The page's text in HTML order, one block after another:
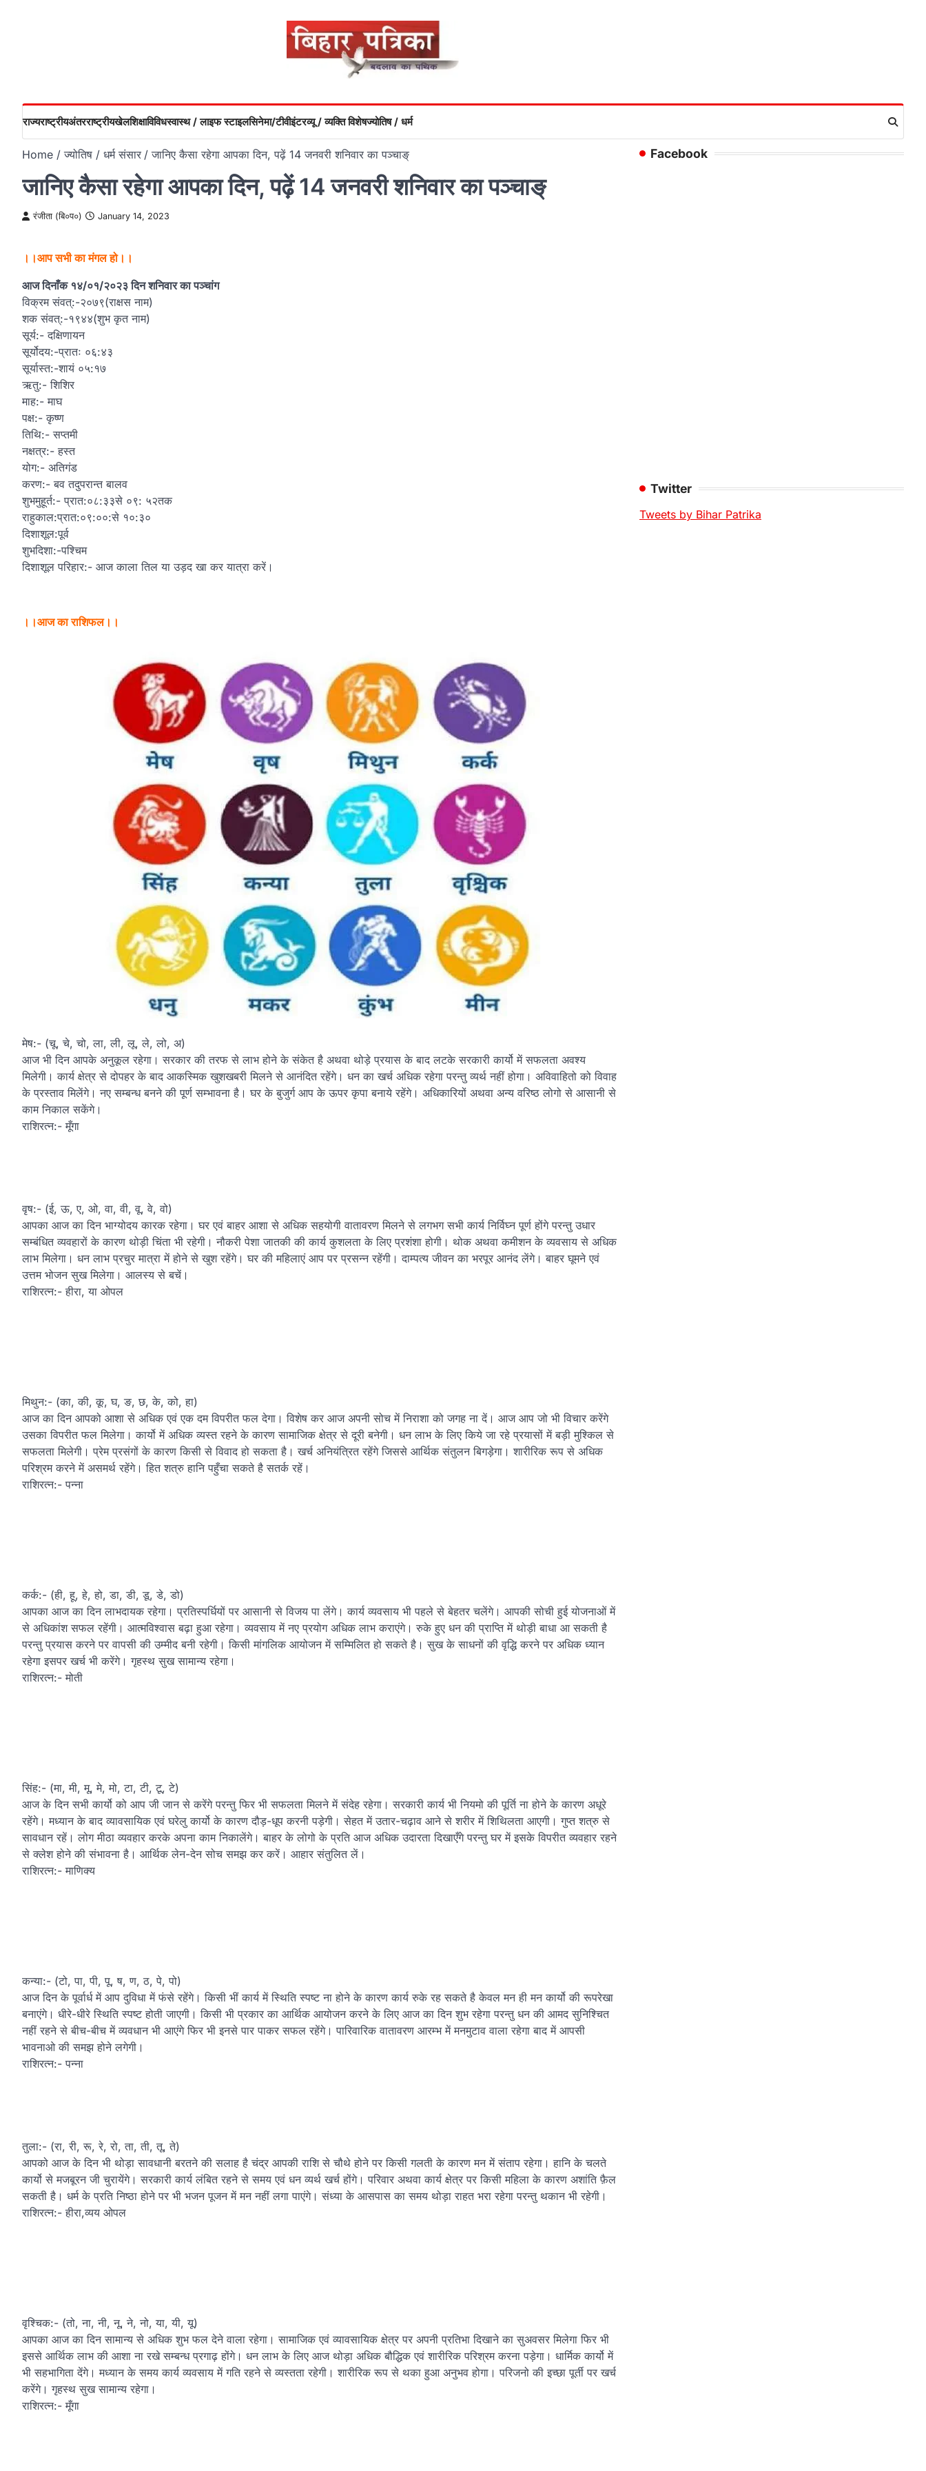
राज्यराष्ट्रीयअंतरराष्ट्रीयखेलशिक्षाविविधस्वास्थ / लाइफ स्टाइलसिनेमा/टीवीइंटरव्यू / व्यक्ति विशेषज्योतिष / धर्म
Home ज्योतिष / धर्म संसार जानिए कैसा रहेगा आपका दिन, पढ़ें 14 जनवरी शनिवार का पञ्चाङ्
जानिए कैसा रहेगा आपका दिन, पढ़ें 14 जनवरी शनिवार का पञ्चाङ्
रंजीता (बि०प०) January 14, 2023
।।आप सभी का मंगल हो।।
आज दिनाँक १४/०१/२०२३ दिन शनिवार का पञ्चांग
विक्रम संवत्:-२०७९(राक्षस नाम)
शक संवत्:-१९४४(शुभ कृत नाम)
सूर्य:- दक्षिणायन
सूर्योदय:-प्रातः ०६:४३
सूर्यास्त:-शायं ०५:१७
ऋतु:- शिशिर
माह:- माघ
पक्ष:- कृष्ण
तिथि:- सप्तमी
नक्षत्र:- हस्त
योग:- अतिगंड
करण:- बव तदुपरान्त बालव
शुभमुहूर्त:- प्रात:०८:३३से ०९: ५२तक
राहुकाल:प्रात:०९:००:से १०:३०
दिशाशूल:पूर्व
शुभदिशा:-पश्चिम
दिशाशूल परिहार:- आज काला तिल या उड़द खा कर यात्रा करें।
।।आज का राशिफल।।
मेष:- (चू, चे, चो, ला, ली, लू, ले, लो, अ)
आज भी दिन आपके अनुकूल रहेगा। सरकार की तरफ से लाभ होने के संकेत है अथवा थोड़े प्रयास के बाद लटके सरकारी कार्यो में सफलता अवश्य
मिलेगी। कार्य क्षेत्र से दोपहर के बाद आकस्मिक खुशखबरी मिलने से आनंदित रहेंगे। धन का खर्च अधिक रहेगा परन्तु व्यर्थ नहीं होगा। अविवाहितो को विवाह
के प्रस्ताव मिलेंगे। नए सम्बन्ध बनने की पूर्ण सम्भावना है। घर के बुजुर्ग आप के ऊपर कृपा बनाये रहेंगे। अधिकारियों अथवा अन्य वरिष्ठ लोगो से आसानी से
काम निकाल सकेंगे।
राशिरत्न:- मूँगा
वृष:- (ई, ऊ, ए, ओ, वा, वी, वू, वे, वो)
आपका आज का दिन भाग्योदय कारक रहेगा। घर एवं बाहर आशा से अधिक सहयोगी वातावरण मिलने से लगभग सभी कार्य निर्विघ्न पूर्ण होंगे परन्तु उधार
सम्बंधित व्यवहारों के कारण थोड़ी चिंता भी रहेगी। नौकरी पेशा जातकी की कार्य कुशलता के लिए प्रशंशा होगी। थोक अथवा कमीशन के व्यवसाय से अधिक
लाभ मिलेगा। धन लाभ प्रचुर मात्रा में होने से खुश रहेंगे। घर की महिलाएं आप पर प्रसन्न रहेंगी। दाम्पत्य जीवन का भरपूर आनंद लेंगे। बाहर घूमने एवं
उत्तम भोजन सुख मिलेगा। आलस्य से बचें।
राशिरत्न:- हीरा, या ओपल
मिथुन:- (का, की, कू, घ, ङ, छ, के, को, हा)
आज का दिन आपको आशा से अधिक एवं एक दम विपरीत फल देगा। विशेष कर आज अपनी सोच में निराशा को जगह ना दें। आज आप जो भी विचार करेंगे
उसका विपरीत फल मिलेगा। कार्यो में अधिक व्यस्त रहने के कारण सामाजिक क्षेत्र से दूरी बनेगी। धन लाभ के लिए किये जा रहे प्रयासों में बड़ी मुश्किल से
सफलता मिलेगी। प्रेम प्रसंगों के कारण किसी से विवाद हो सकता है। खर्च अनियंत्रित रहेंगे जिससे आर्थिक संतुलन बिगड़ेगा। शारीरिक रूप से अधिक
परिश्रम करने में असमर्थ रहेंगे। हित शत्रु हानि पहुँचा सकते है सतर्क रहें।
राशिरत्न:- पन्ना
कर्क:- (ही, हू, हे, हो, डा, डी, डू, डे, डो)
आपका आज का दिन लाभदायक रहेगा। प्रतिस्पर्धियों पर आसानी से विजय पा लेंगे। कार्य व्यवसाय भी पहले से बेहतर चलेंगे। आपकी सोची हुई योजनाओं में
से अधिकांश सफल रहेंगी। आत्मविश्वास बढ़ा हुआ रहेगा। व्यवसाय में नए प्रयोग अधिक लाभ कराएंगे। रुके हुए धन की प्राप्ति में थोड़ी बाधा आ सकती है
परन्तु प्रयास करने पर वापसी की उम्मीद बनी रहेगी। किसी मांगलिक आयोजन में सम्मिलित हो सकते है। सुख के साधनों की वृद्धि करने पर अधिक ध्यान
रहेगा इसपर खर्च भी करेंगे। गृहस्थ सुख सामान्य रहेगा।
राशिरत्न:- मोती
सिंह:- (मा, मी, मू, मे, मो, टा, टी, टू, टे)
आज के दिन सभी कार्यो को आप जी जान से करेंगे परन्तु फिर भी सफलता मिलने में संदेह रहेगा। सरकारी कार्य भी नियमो की पूर्ति ना होने के कारण अधूरे
रहेंगे। मध्यान के बाद व्यावसायिक एवं घरेलु कार्यो के कारण दौड़-धूप करनी पड़ेगी। सेहत में उतार-चढ़ाव आने से शरीर में शिथिलता आएगी। गुप्त शत्रु से
सावधान रहें। लोग मीठा व्यवहार करके अपना काम निकालेंगे। बाहर के लोगो के प्रति आज अधिक उदारता दिखाएँगे परन्तु घर में इसके विपरीत व्यवहार रहने
से क्लेश होने की संभावना है। आर्थिक लेन-देन सोच समझ कर करें। आहार संतुलित लें।
राशिरत्न:- माणिक्य
कन्या:- (टो, पा, पी, पू, ष, ण, ठ, पे, पो)
आज दिन के पूर्वार्ध में आप दुविधा में फंसे रहेंगे। किसी भीं कार्य में स्थिति स्पष्ट ना होने के कारण कार्य रुके रह सकते है केवल मन ही मन कार्यो की रूपरेखा
बनाएंगे। धीरे-धीरे स्थिति स्पष्ट होती जाएगी। किसी भी प्रकार का आर्थिक आयोजन करने के लिए आज का दिन शुभ रहेगा परन्तु धन की आमद सुनिश्चित
नहीं रहने से बीच-बीच में व्यवधान भी आएंगे फिर भी इनसे पार पाकर सफल रहेंगे। पारिवारिक वातावरण आरम्भ में मनमुटाव वाला रहेगा बाद में आपसी
भावनाओ की समझ होने लगेगी।
राशिरत्न:- पन्ना
तुला:- (रा, री, रू, रे, रो, ता, ती, तू, ते)
आपको आज के दिन भी थोड़ा सावधानी बरतने की सलाह है चंद्र आपकी राशि से चौथे होने पर किसी गलती के कारण मन में संताप रहेगा। हानि के चलते
कार्यो से मजबूरन जी चुरायेंगे। सरकारी कार्य लंबित रहने से समय एवं धन व्यर्थ खर्च होंगे। परिवार अथवा कार्य क्षेत्र पर किसी महिला के कारण अशांति फ़ैल
सकती है। धर्म के प्रति निष्ठा होने पर भी भजन पूजन में मन नहीं लगा पाएंगे। संध्या के आसपास का समय थोड़ा राहत भरा रहेगा परन्तु थकान भी रहेगी।
राशिरत्न:- हीरा,व्यय ओपल
वृश्चिक:- (तो, ना, नी, नू, ने, नो, या, यी, यू)
आपका आज का दिन सामान्य से अधिक शुभ फल देने वाला रहेगा। सामाजिक एवं व्यावसायिक क्षेत्र पर अपनी प्रतिभा दिखाने का सुअवसर मिलेगा फिर भी
इससे आर्थिक लाभ की आशा ना रखे सम्बन्ध प्रगाढ़ होंगे। धन लाभ के लिए आज थोड़ा अधिक बौद्धिक एवं शारीरिक परिश्रम करना पड़ेगा। धार्मिक कार्यो में
भी सहभागिता देंगे। मध्यान के समय कार्य व्यवसाय में गति रहने से व्यस्तता रहेगी। शारीरिक रूप से थका हुआ अनुभव होगा। परिजनो की इच्छा पूर्ती पर खर्च
करेंगे। गृहस्थ सुख सामान्य रहेगा।
राशिरत्न:- मूँगा
Facebook
Twitter
Tweets by Bihar Patrika